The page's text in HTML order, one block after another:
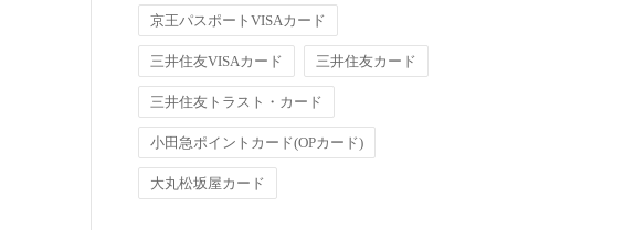
京王パスポートVISAカード
三井住友VISAカード 三井住友カード
三井住友トラスト・カード
小田急ポイントカード(OPカード)
大丸松坂屋カード